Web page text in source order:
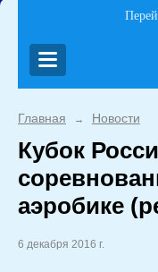
Главная → Новости
Кубок
аэробике
6 декабря 2016 г.